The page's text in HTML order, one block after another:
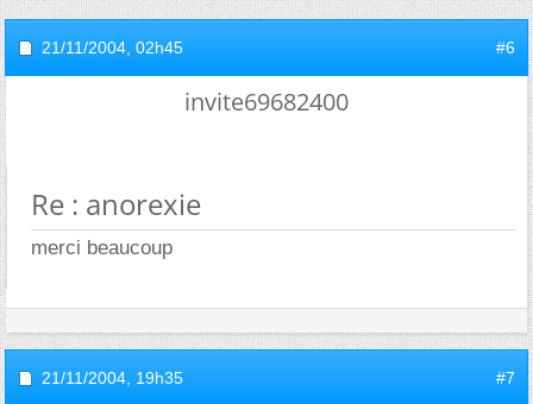
21/11/2004, 02h45 #6
invite69682400
Re : anorexie
merci beaucoup
21/11/2004, 19h35 #7